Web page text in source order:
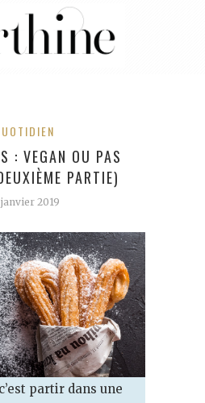
: VEGAN OU PAS
PARTIE)
janvier 2019
partir dans une